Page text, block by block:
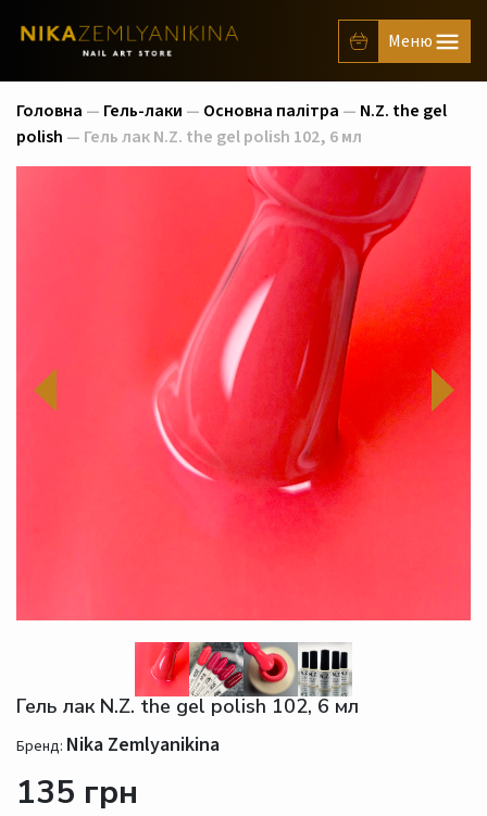
Головна — Гель-лаки — Основна палітра — N.Z. the gel
polish — Гель лак N.Z. the gel polish 102, 6 мл
Гель лак N.Z. the gel polish 102, 6 мл
Бренд: Nika Zemlyanikina
135 грн